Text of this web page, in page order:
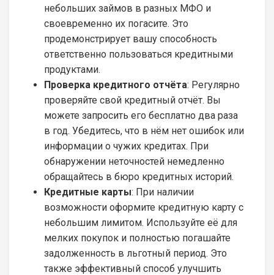
небольших займов в разных МФО и
своевременно их погасите. Это
продемонстрирует вашу способность
ответственно пользоваться кредитными
продуктами.
Проверка кредитного отчёта: Регулярно
проверяйте свой кредитный отчёт. Вы
можете запросить его бесплатно два раза
в год. Убедитесь, что в нём нет ошибок или
информации о чужих кредитах. При
обнаружении неточностей немедленно
обращайтесь в бюро кредитных историй.
Кредитные карты: При наличии
возможности оформите кредитную карту с
небольшим лимитом. Используйте её для
мелких покупок и полностью погашайте
задолженность в льготный период. Это
также эффективный способ улучшить